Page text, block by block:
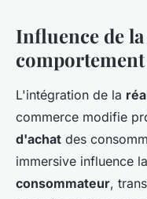
Influence de
L'intégration de la
commerce modifie
d'achat des
immersive influence la
consommateur,